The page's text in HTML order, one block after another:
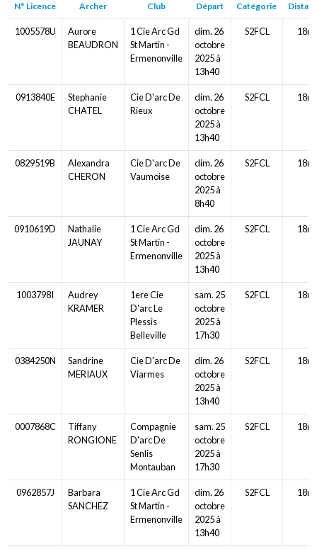
N° Licence Archer Club Départ Catégorie
1005578U
Aurore
BEAUDRON
1 Cie Arc Gd
St Martin -
Ermenonville
dim. 26
octobre
2025 à
13h40
S2FCL 18m
0913840E
Stephanie
CHATEL
Cie D'arc De
Rieux
dim. 26
octobre
2025 à
13h40
S2FCL 18m
0829519B
Alexandra
CHERON
Cie D'arc De
Vaumoise
dim. 26
octobre
2025 à
8h40
S2FCL 18m
0910619D
Nathalie
JAUNAY
1 Cie Arc Gd
St Martin -
Ermenonville
dim. 26
octobre
2025 à
13h40
S2FCL 18m
1003798I
Audrey
KRAMER
1ere Cie
D'arc Le
Plessis
Belleville
sam. 25
octobre
2025 à
17h30
S2FCL 18m
0384250N
Sandrine
MERIAUX
Cie D'arc De
Viarmes
dim. 26
octobre
2025 à
13h40
S2FCL 18m
0007868C
Tiffany
RONGIONE
Compagnie
D'arc De
Senlis
Montauban
sam. 25
octobre
2025 à
17h30
S2FCL 18m
0962857J
Barbara
SANCHEZ
1 Cie Arc Gd
St Martin -
Ermenonville
dim. 26
octobre
2025 à
13h40
S2FCL 18m